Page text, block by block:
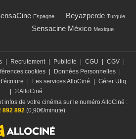
Espagne Beyazperde Turquie
Sensacine México Mexique
Recrutement Publicité CGU CGV
cookies Données Personnelles
Les services AlloCiné
Gérer Utiq
©AlloCiné
infos de votre cinéma sur le numéro AlloCiné :
892 892(0,90€/minute)